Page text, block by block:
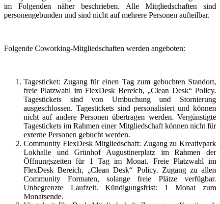
im Folgenden näher beschrieben. Alle Mitgliedschaften sind
personengebunden und sind nicht auf mehrere Personen aufteilbar.
Folgende Coworking-Mitgliedschaften werden angeboten:
Tagesticket: Zugang für einen Tag zum gebuchten Standort,
freie Platzwahl im FlexDesk Bereich, „Clean Desk“ Policy.
Tagestickets sind von Umbuchung und Stornierung
ausgeschlossen. Tagestickets sind personalisiert und können
nicht auf andere Personen übertragen werden. Vergünstigte
Tagestickets im Rahmen einer Mitgliedschaft können nicht für
externe Personen gebucht werden.
Community FlexDesk Mitgliedschaft: Zugang zu Kreativpark
Lokhalle und Grünhof Augustinerplatz im Rahmen der
Öffnungszeiten für 1 Tag im Monat. Freie Platzwahl im
FlexDesk Bereich, „Clean Desk“ Policy. Zugang zu allen
Community Formaten, solange freie Plätze verfügbar.
Unbegrenzte Laufzeit. Kündigungsfrist: 1 Monat zum
Monatsende.